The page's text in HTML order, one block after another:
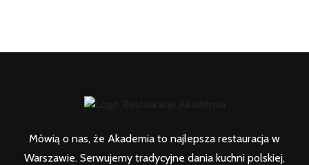
Mówią o nas, że Akademia to najlepsza restauracja w
Warszawie. Serwujemy tradycyjne dania kuchni polskiej,